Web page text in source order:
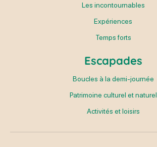
Les incontournables
Expériences
Temps forts
Escapades
Boucles à la demi-journée
Patrimoine culturel et naturel
Activités et loisirs